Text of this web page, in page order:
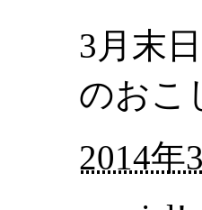
3月末
のおこ
2014年